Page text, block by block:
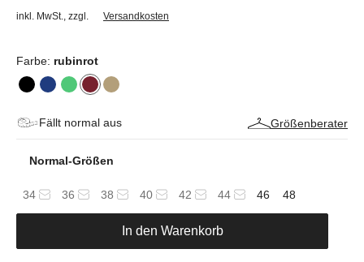
inkl. MwSt. zzgl. Versandkosten
Farbe: rubinrot
Fällt normal aus Größenberater
Normal-Größen
34 36 38 40 42 44 46 48
In den Warenkorb